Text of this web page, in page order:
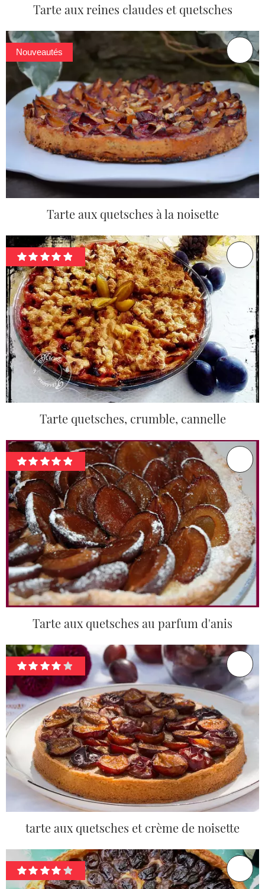
Tarte aux reines claudes et quetsches
Nouveautés
Tarte aux quetsches à la noisette
Tarte quetsches, crumble, cannelle
Tarte aux quetsches au parfum d'anis
tarte aux quetsches et crème de noisette